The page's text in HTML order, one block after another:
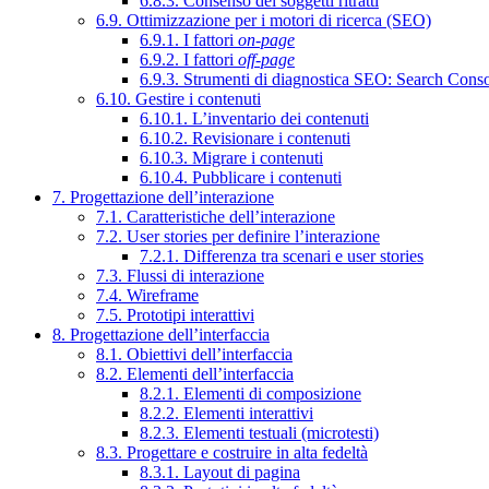
6.9. Ottimizzazione per i motori di ricerca (SEO)
6.9.1. I fattori on-page
6.9.2. I fattori off-page
6.9.3. Strumenti di diagnostica SEO: Search
6.10. Gestire i contenuti
6.10.1. L’inventario dei contenuti
6.10.2. Revisionare i contenuti
6.10.3. Migrare i contenuti
6.10.4. Pubblicare i contenuti
7. Progettazione dell’interazione
7.1. Caratteristiche dell’interazione
7.2. User stories per definire l’interazione
7.2.1. Differenza tra scenari e user stories
7.3. Flussi di interazione
7.4. Wireframe
7.5. Prototipi interattivi
8. Progettazione dell’interfaccia
8.1. Obiettivi dell’interfaccia
8.2. Elementi dell’interfaccia
8.2.1. Elementi di composizione
8.2.2. Elementi interattivi
8.2.3. Elementi testuali (microtesti)
8.3. Progettare e costruire in alta fedeltà
8.3.1. Layout di pagina